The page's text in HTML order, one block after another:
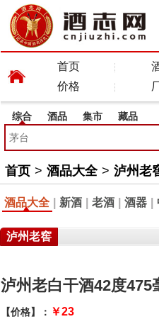
首页
价格
综合 酒品 集市 藏品
首页 > 酒品大全 > 泸州老
酒品大全 新酒 老酒 酒器
泸州老窖
泸州老白干酒42度475
【价格】： ￥23